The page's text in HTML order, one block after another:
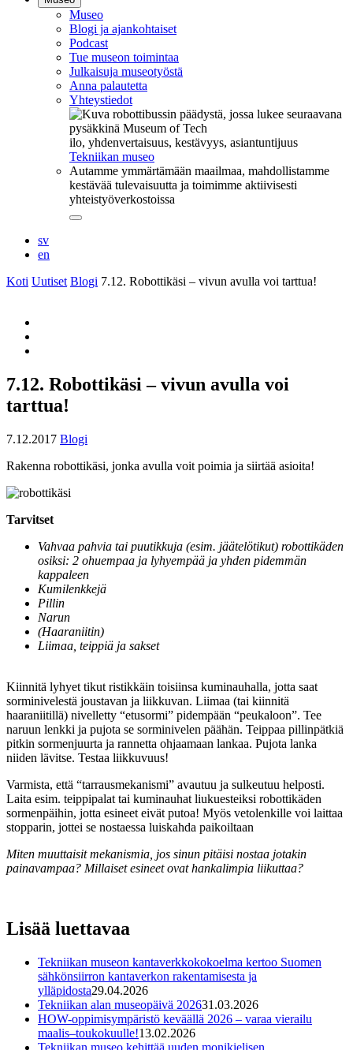
alavalikko
Museo
Blogi ja ajankohtaiset
Podcast
Tue museon toimintaa
Julkaisuja museotyöstä
Anna palautetta
Yhteystiedot
ilo, yhdenvertaisuus, kestävyys, asiantuntijuus
Tekniikan museo
Autamme ymmärtämään maailmaa, mahdollistamme
kestävää tulevaisuutta ja toimimme aktiivisesti
yhteistyöverkostoissa
Sulje
sv
en
Koti Uutiset Blogi 7.12. Robottikäsi – vivun avulla voi tarttua!
whatsapp
7.12. Robottikäsi – vivun avulla voi
tarttua!
7.12.2017 Blogi
Rakenna robottikäsi, jonka avulla voit poimia ja siirtää asioita!
Tarvitset
Vahvaa pahvia tai puutikkuja (esim. jäätelötikut) robottikäden
osiksi: 2 ohuempaa ja lyhyempää ja yhden pidemmän
kappaleen
Kumilenkkejä
Pillin
Narun
(Haaraniitin)
Liimaa, teippiä ja sakset
Kiinnitä lyhyet tikut ristikkäin toisiinsa kuminauhalla, jotta saat
sorminivelestä joustavan ja liikkuvan. Liimaa (tai kiinnitä
haaraniitillä) nivelletty “etusormi” pidempään “peukaloon”. Tee
naruun lenkki ja pujota se sorminivelen päähän. Teippaa pillinpätkiä
pitkin sormenjuurta ja rannetta ohjaamaan lankaa. Pujota lanka
niiden lävitse. Testaa liikkuvuus!
Varmista, että “tarrausmekanismi” avautuu ja sulkeutuu helposti.
Laita esim. teippipalat tai kuminauhat liukuesteiksi robottikäden
sormenpäihin, jotta esineet eivät putoa! Myös vetolenkille voi laittaa
stopparin, jottei se nostaessa luiskahda paikoiltaan
Miten muuttaisit mekanismia, jos sinun pitäisi nostaa jotakin
painavampaa? Millaiset esineet ovat hankalimpia liikuttaa?
Lisää luettavaa
Tekniikan museon kantaverkkokokoelma kertoo Suomen
sähkönsiirron kantaverkon rakentamisesta ja
ylläpidosta29.04.2026
Tekniikan alan museopäivä 202631.03.2026
HOW-oppimisympäristö keväällä 2026 – varaa vierailu
maalis–toukokuulle!13.02.2026
Tekniikan museo kehittää uuden monikielisen